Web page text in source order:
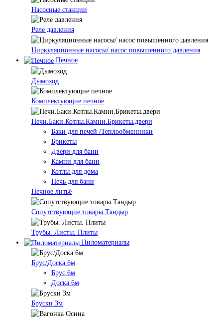
Насосные станции
Реле давления
Циркуляционные насосы/ насос повышенного давления
Печное
Дымоход
Комплектующие печное
Печи.Баки.Котлы.Камни.Брикеты.двери
Баки для печей /Теплообменники
Брикеты
Двери для бани
Камни для бани
Котлы для дома
Печь для бани
Печное литьё
Сопутствующие товары.Тандыр
Трубы. Листы. Плиты
Пиломатериалы
Брус/Доска 6м
Брус 6м
Доска 6м
Бруски 3м